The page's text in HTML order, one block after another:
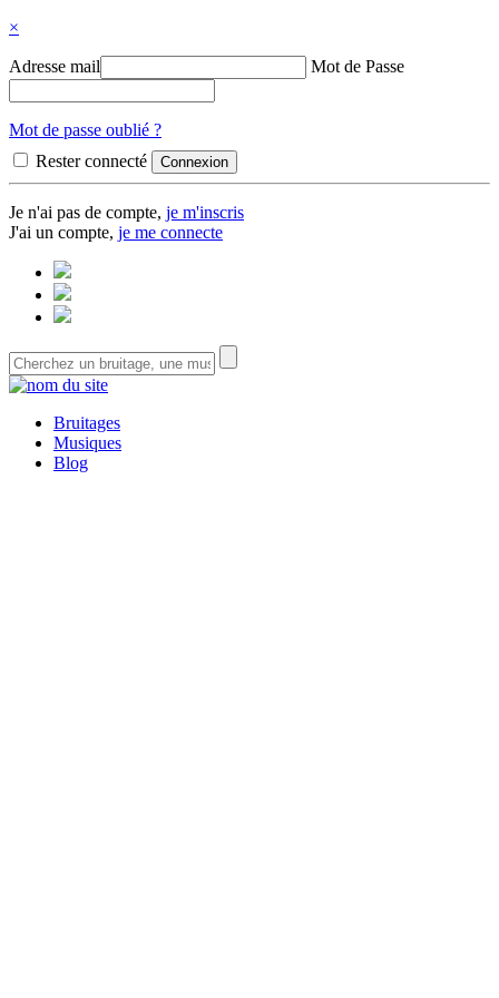
×
Adresse mail Mot de Passe
Mot de passe oublié ?
Rester connecté
Je n'ai pas de compte, je m'inscris
J'ai un compte, je me connecte
Bruitages
Musiques
Blog